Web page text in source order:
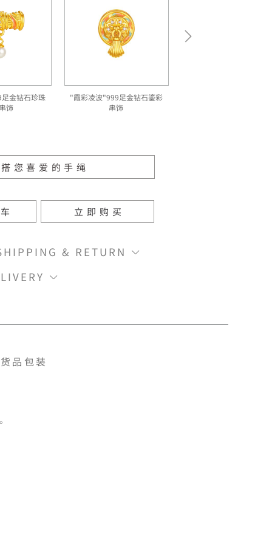
金钻石珍珠
饰
"霞彩凌波"999足金钻石鎏彩
串饰
您喜爱的手绳
立即购买
& RETURN
货品包装